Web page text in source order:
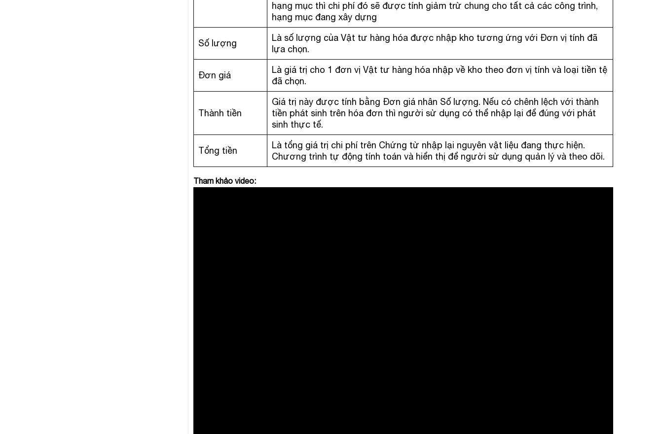
hạng mục thì chi phí đó sẽ được tính giảm trừ chung cho tất cả các công trình,
hạng mục đang xây dựng
Số lượng
Là số lượng của Vật tư hàng hóa được nhập kho tương ứng với Đơn vị tính đã
lựa chọn.
Đơn giá
Là giá trị cho 1 đơn vị Vật tư hàng hóa nhập về kho theo đơn vị tính và loại tiền tệ
đã chọn.
Thành tiền
Giá trị này được tính bằng Đơn giá nhân Số lượng. Nếu có chênh lệch với thành
tiền phát sinh trên hóa đơn thì người sử dụng có thể nhập lại để đúng với phát
sinh thực tế.
Tổng tiền
Là tổng giá trị chi phí trên Chứng từ nhập lại nguyên vật liệu đang thực hiện.
Chương trình tự động tính toán và hiển thị để người sử dụng quản lý và theo dõi.
Tham khảo video: